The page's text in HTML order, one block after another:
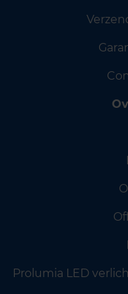
Prolumia LED